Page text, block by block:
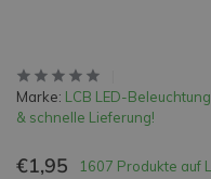
Marke: LCB LED-
& schnelle Lieferung!
€1,95 1607 Produkte auf